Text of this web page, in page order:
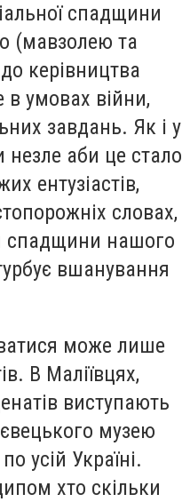
спадщини
(мавзолею та
керівництва
в умовах війни,
завдань. Як і у
аби це стало
ентузіастів,
словах,
спадщини нашого
вшанування
може лише
В Маліївцях,
виступають
музею
усій Україні.
хто скільки